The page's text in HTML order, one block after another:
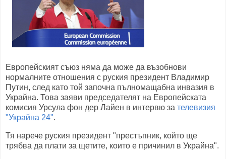
Европейският съюз няма да може да възобнови
нормалните отношения с руския президент Владимир
Путин, след като той започна пълномащабна инвазия в
Украйна. Това заяви председателят на Европейската
комисия Урсула фон дер Лайен в интервю за телевизия
"Украйна 24".
Тя нарече руския президент "престъпник, който ще
трябва да плати за щетите, които е причинил в Украйна".